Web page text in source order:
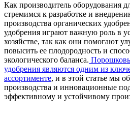
Как производитель оборудования
стремимся к разработке и
производства органических
удобрения играют важную роль в
хозяйстве, так как они помогают
повысить ее плодородность и
экологического баланса.
удобрения являются одним из
ассортименте, и в этой статье мы
производства и инновационные
эффективному и устойчивому